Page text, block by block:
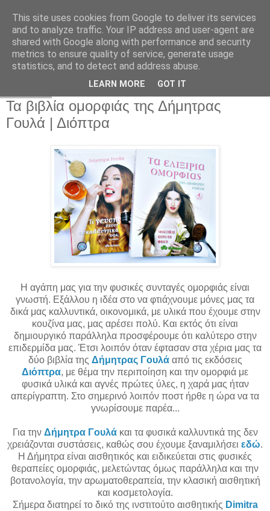
Τα βιβλία ομορφιάς της Δήμητρας
Γουλά | Διόπτρα
Η αγάπη μας για την φυσικές συνταγές ομορφιάς είναι
γνωστή. Εξάλλου η ιδέα στο να φτιάχνουμε μόνες μας τα
δικά μας καλλυντικά, οικονομικά, με υλικά που έχουμε στην
κουζίνα μας, μας αρέσει πολύ. Και εκτός ότι είναι
δημιουργικό παράλληλα προσφέρουμε ότι καλύτερο στην
επιδερμίδα μας. Έτσι λοιπόν όταν έφτασαν στα χέρια μας τα
δύο βιβλία της Δήμητρας Γουλά από τις εκδόσεις
Διόπτρα, με θέμα την περιποίηση και την ομορφιά με
φυσικά υλικά και αγνές πρώτες ύλες, η χαρά μας ήταν
απερίγραπτη. Στο σημερινό λοιπόν ποστ ήρθε η ώρα να τα
γνωρίσουμε παρέα...
Για την Δήμητρα Γουλάκαι τα φυσικά καλλυντικά της δεν
χρειάζονται συστάσεις, καθώς σου έχουμε ξαναμιλήσει εδώ.
Η Δήμητρα είναι αισθητικός και ειδικεύεται στις φυσικές
θεραπείες ομορφιάς, μελετώντας όμως παράλληλα και την
βοτανολογία, την αρωματοθεραπεία, την κλασική αισθητική
και κοσμετολογία.
Σήμερα διατηρεί το δικό της ινστιτούτο αισθητικής Dimitra
This site uses cookies from Google to deliver its services
and to analyze traffic. Your IP address and user-agent are
shared with Google along with performance and security
metrics to ensure quality of service, generate usage
statistics, and to detect and address abuse.
LEARN MORE GOT IT